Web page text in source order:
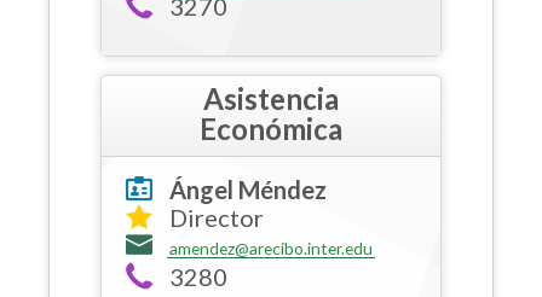
Asistencia
Económica
Ángel Méndez
Director
amendez@arecibo.inter.edu
3280